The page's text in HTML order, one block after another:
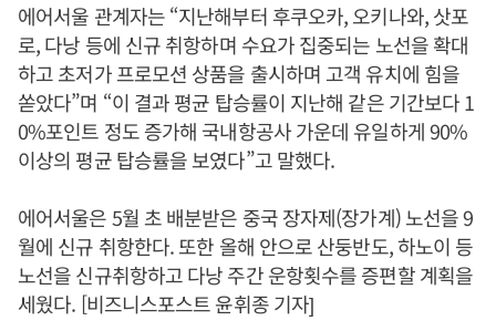
에어서울 관계자는 “지난해부터 후쿠오카, 오키나와, 삿포
로, 다낭 등에 신규 취항하며 수요가 집중되는 노선을 확대
하고 초저가 프로모션 상품을 출시하며 고객 유치에 힘을
쏟았다”며 “이 결과 평균 탑승률이 지난해 같은 기간보다 1
0%포인트 정도 증가해 국내항공사 가운데 유일하게 90%
이상의 평균 탑승률을 보였다”고 말했다.
에어서울은 5월 초 배분받은 중국 장자제(장가계) 노선을 9
월에 신규 취항한다. 또한 올해 안으로 산둥반도, 하노이 등
노선을 신규취항하고 다낭 주간 운항횟수를 증편할 계획을
세웠다. [비즈니스포스트 윤휘종 기자]